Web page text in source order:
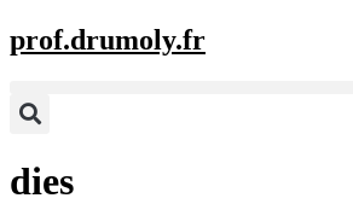
prof.drumoly.fr
dies